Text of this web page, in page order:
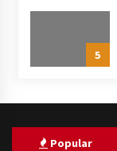
5
Popular